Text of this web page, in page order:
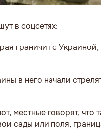
в соцсетях:
граничит с
в него начали
местные говорят, что
сады или поля,